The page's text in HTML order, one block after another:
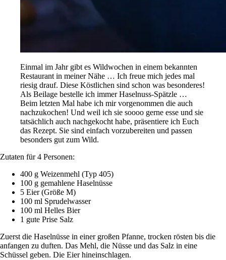
Einmal im Jahr gibt es Wildwochen in einem bekannten
Restaurant in meiner Nähe … Ich freue mich jedes mal
riesig drauf. Diese Köstlichen sind schon was besonderes!
Als Beilage bestelle ich immer Haselnuss-Spätzle …
Beim letzten Mal habe ich mir vorgenommen die auch
nachzukochen! Und weil ich sie soooo gerne esse und sie
tatsächlich auch nachgekocht habe, präsentiere ich Euch
das Rezept. Sie sind einfach vorzubereiten und passen
besonders gut zum Wild.
Zutaten für 4 Personen:
400 g Weizenmehl (Typ 405)
100 g gemahlene Haselnüsse
5 Eier (Größe M)
100 ml Sprudelwasser
100 ml Helles Bier
1 gute Prise Salz
Zuerst die Haselnüsse in einer großen Pfanne, trocken rösten bis die
anfangen zu duften. Das Mehl, die Nüsse und das Salz in eine
Schüssel geben. Die Eier hineinschlagen.